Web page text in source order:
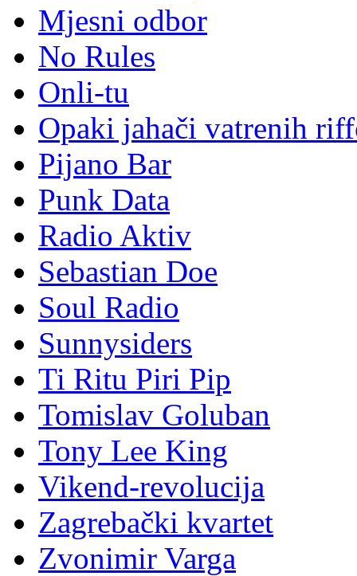
Mjesni odbor
No Rules
Onli-tu
Opaki jahači vatrenih
Pijano Bar
Punk Data
Radio Aktiv
Sebastian Doe
Soul Radio
Sunnysiders
Ti Ritu Piri Pip
Tomislav Goluban
Tony Lee King
Vikend-revolucija
Zagrebački kvartet
Zvonimir Varga